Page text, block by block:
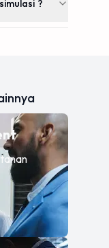
?
—Identifikasi